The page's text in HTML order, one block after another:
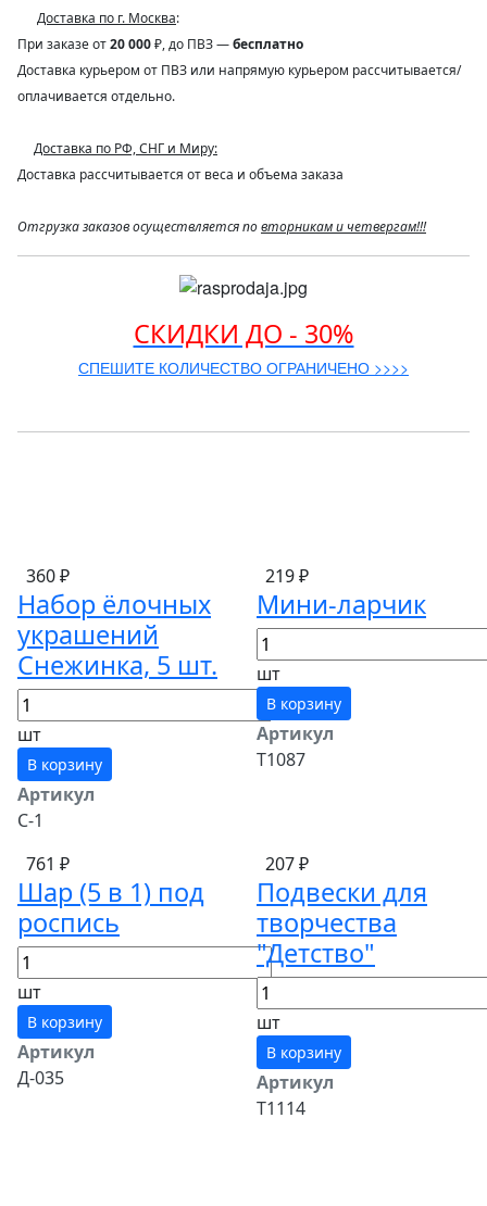
Доставка по г. Москва:
При заказе от20 000₽, до ПВЗ —бесплатно
Доставка курьером от ПВЗ или напрямую курьером рассчитывается/
оплачивается отдельно.
Доставка по РФ, СНГ и Миру:
Доставка рассчитывается от веса и объема заказа
Отгрузка заказов осуществляется повторникам и четвергам!!!
СКИДКИ ДО - 30%
СПЕШИТЕ КОЛИЧЕСТВО ОГРАНИЧЕНО >>>>
360 ₽
Набор ёлочных
украшений
Снежинка, 5 шт.
шт
В корзину
Артикул
С-1
219 ₽
Мини-ларчик
шт
В корзину
Артикул
Т1087
761 ₽
Шар (5 в 1) под
роспись
шт
В корзину
Артикул
Д-035
207 ₽
Подвески для
творчества
"Детство"
шт
В корзину
Артикул
Т1114